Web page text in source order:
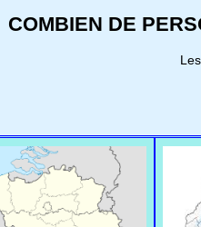
COMBIEN DE